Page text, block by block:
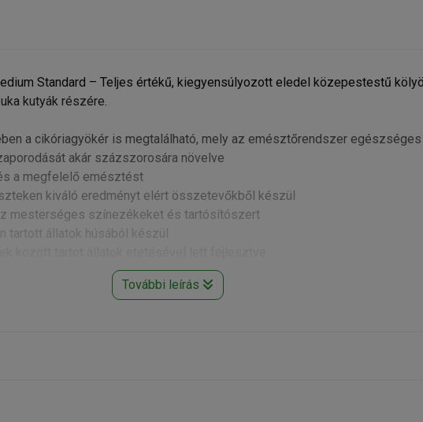
Standard – Teljes értékű, kiegyensúlyozott eledel közepestestű
kutyák részére.
a cikóriagyökér is megtalálható, mely az emésztőrendszer
akár százszorosára növelve
a megfelelő emésztést
kiváló eredményt elért összetevőkből készül
mesterséges színezékeket és tartósítószert
tartott állatok húsából készül
További leírás